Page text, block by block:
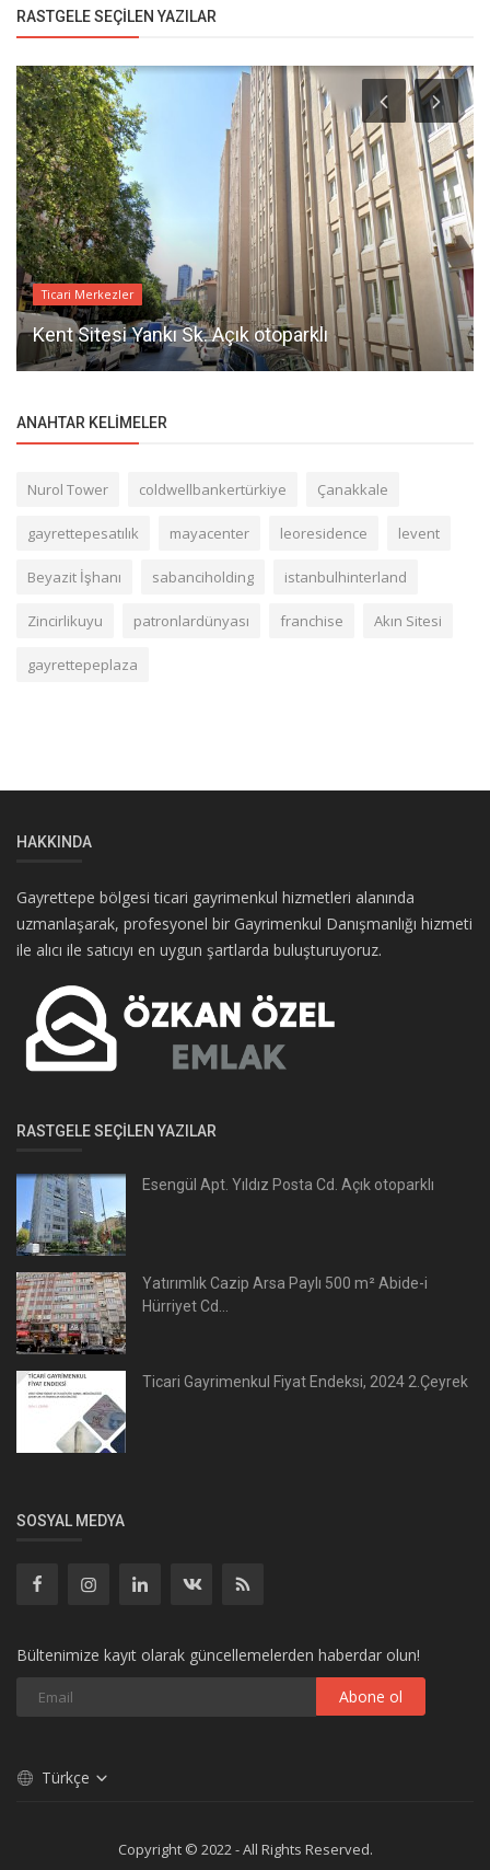
RASTGELE SEÇILEN YAZILAR
Ticari Merkezler
Kent Sitesi Yankı Sk. Açık otoparklı
ANAHTAR KELIMELER
Nurol Tower coldwellbankertürkiye Çanakkale
gayrettepesatılık mayacenter leoresidence levent
Beyazit İşhanı sabanciholding istanbulhinterland
Zincirlikuyu patronlardünyası franchise Akın Sitesi
gayrettepeplaza
HAKKINDA
Gayrettepe bölgesi ticari gayrimenkul hizmetleri alanında
uzmanlaşarak, profesyonel bir Gayrimenkul Danışmanlığı hizmeti
ile alıcı ile satıcıyı en uygun şartlarda buluşturuyoruz.
RASTGELE SEÇILEN YAZILAR
Esengül Apt. Yıldız Posta Cd. Açık otoparklı
Yatırımlık Cazip Arsa Paylı 500 m² Abide-i
Hürriyet Cd...
Ticari Gayrimenkul Fiyat Endeksi, 2024 2.Çeyrek
SOSYAL MEDYA
Bültenimize kayıt olarak güncellemelerden haberdar olun!
Abone ol
Türkçe
Copyright © 2022 - All Rights Reserved.